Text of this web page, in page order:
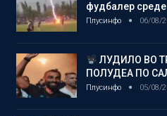
фудбалер
Плусинфо 06/08/
ЛУДИЛО ВО
ПОЛУДЕА ПО
Плусинфо 05/08/